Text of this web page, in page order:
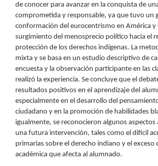
de conocer para avanzar en la conquista de
comprometida y responsable, ya que tuvo un
conformación del eurocentrismo en América y
surgimiento del menosprecio político hacia el
protección de los derechos indígenas. La
mixta y se basa en un estudio descriptivo de
encuesta y la observación participante en las
realizó la experiencia. Se concluye que el
resultados positivos en el aprendizaje del
especialmente en el desarrollo del
ciudadano y en la promoción de habilidades
igualmente, se reconocieron algunos aspectos
una futura intervención, tales como el difícil
primarias sobre el derecho indiano y el exceso
académica que afecta al alumnado.